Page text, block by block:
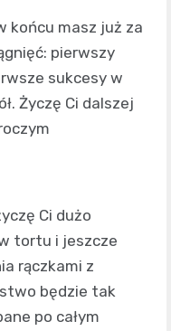
końcu masz już za
pierwszy
sukcesy w
Życzę Ci dalszej
Ci dużo
tortu i jeszcze
rączkami z
będzie tak
po całym